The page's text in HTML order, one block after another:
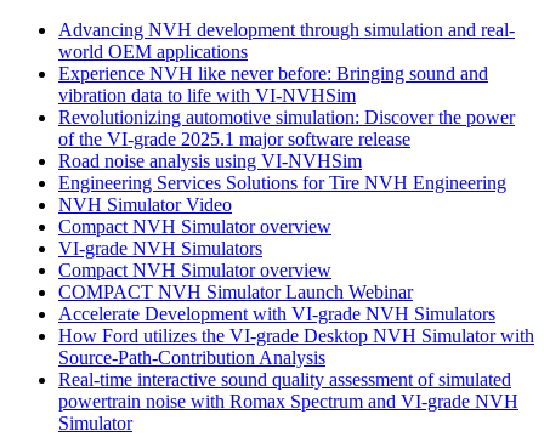
Advancing NVH development through simulation and real-
world OEM applications
Experience NVH like never before: Bringing sound and
vibration data to life with VI-NVHSim
Revolutionizing automotive simulation: Discover the power
of the VI-grade 2025.1 major software release
Road noise analysis using VI-NVHSim
Engineering Services Solutions for Tire NVH Engineering
NVH Simulator Video
Compact NVH Simulator overview
VI-grade NVH Simulators
Compact NVH Simulator overview
COMPACT NVH Simulator Launch Webinar
Accelerate Development with VI-grade NVH Simulators
How Ford utilizes the VI-grade Desktop NVH Simulator with
Source-Path-Contribution Analysis
Real-time interactive sound quality assessment of simulated
powertrain noise with Romax Spectrum and VI-grade NVH
Simulator